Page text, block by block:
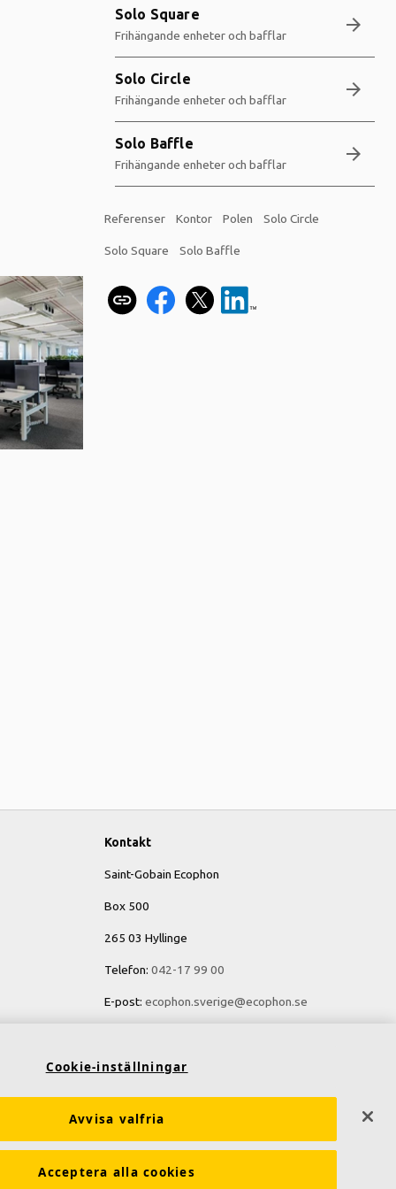
Solo Square
Frihängande enheter och bafflar arrow_forward
Solo Circle
Frihängande enheter och bafflar arrow_forward
Solo Baffle
Frihängande enheter och bafflar arrow_forward
Referenser Kontor Polen Solo Circle
Solo Square Solo Baffle
Kontakt
Saint-Gobain Ecophon
Box 500
265 03 Hyllinge
Telefon: 042-17 99 00
E-post: ecophon.sverige@ecophon.se
Cookie-inställningar
Avvisa valfria
Acceptera alla cookies